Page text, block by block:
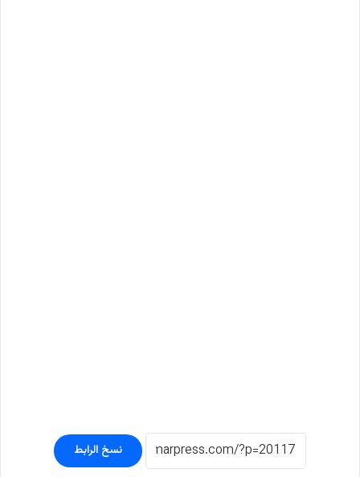
نسخ الرابط